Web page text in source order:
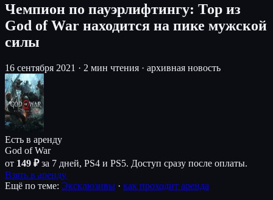
Чемпион по пауэрлифтингу: Тор из
God of War находится на пике мужской
силы
16 сентября 2021 · 2 мин чтения · архивная новость
Есть в аренду
God of War
от 149 ₽за 7 дней, PS4 и PS5. Доступ сразу после оплаты.
Взять в аренду
Ещё по теме: Эксклюзивы · как проходит аренда